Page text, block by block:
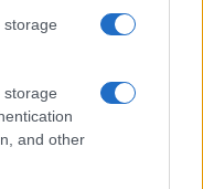
storage
storage
and other